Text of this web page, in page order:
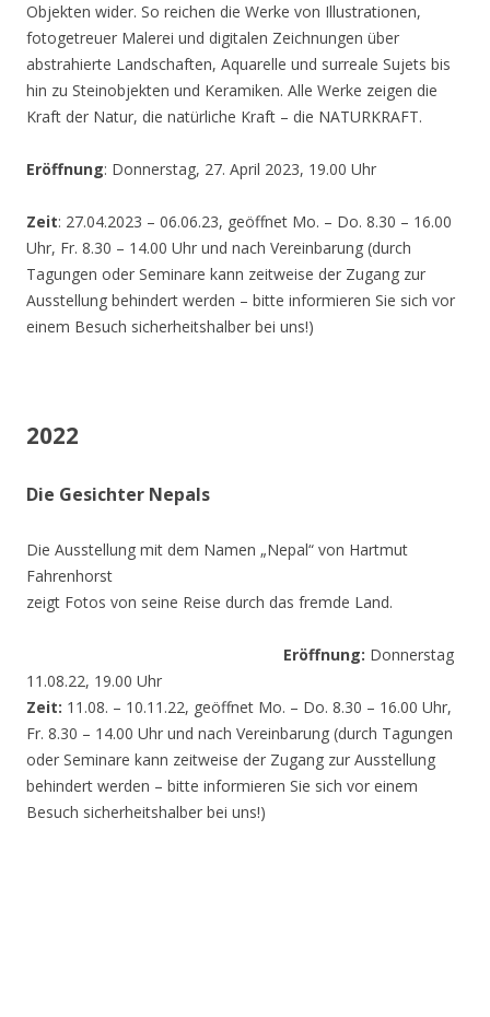
Objekten wider. So reichen die Werke von Illustrationen,
fotogetreuer Malerei und digitalen Zeichnungen über
abstrahierte Landschaften, Aquarelle und surreale Sujets bis
hin zu Steinobjekten und Keramiken. Alle Werke zeigen die
Kraft der Natur, die natürliche Kraft – die NATURKRAFT.
Eröffnung: Donnerstag, 27. April 2023, 19.00 Uhr
Zeit: 27.04.2023 – 06.06.23, geöffnet Mo. – Do. 8.30 – 16.00
Uhr, Fr. 8.30 – 14.00 Uhr und nach Vereinbarung (durch
Tagungen oder Seminare kann zeitweise der Zugang zur
Ausstellung behindert werden – bitte informieren Sie sich vor
einem Besuch sicherheitshalber bei uns!)
2022
Die Gesichter Nepals
Die Ausstellung mit dem Namen „Nepal“ von Hartmut
Fahrenhorst
zeigt Fotos von seine Reise durch das fremde Land.
Eröffnung: Donnerstag
11.08.22, 19.00 Uhr
Zeit: 11.08. – 10.11.22, geöffnet Mo. – Do. 8.30 – 16.00 Uhr,
Fr. 8.30 – 14.00 Uhr und nach Vereinbarung (durch Tagungen
oder Seminare kann zeitweise der Zugang zur Ausstellung
behindert werden – bitte informieren Sie sich vor einem
Besuch sicherheitshalber bei uns!)